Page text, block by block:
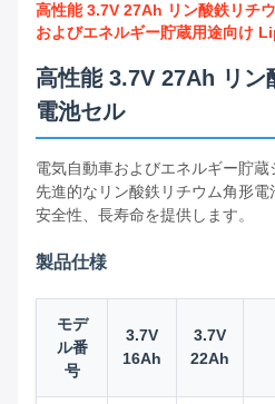
高性能 3.7V 27Ah リン酸鉄リチ
およびエネルギー貯蔵用途向け
高性能 3.7V 27Ah リン
電池セル
電気自動車およびエネルギー貯
先進的なリン酸鉄リチウム角形電
安全性、長寿命を提供します。
製品仕様
モデ
ル番
号
3.7V
16Ah
3.7V
22Ah